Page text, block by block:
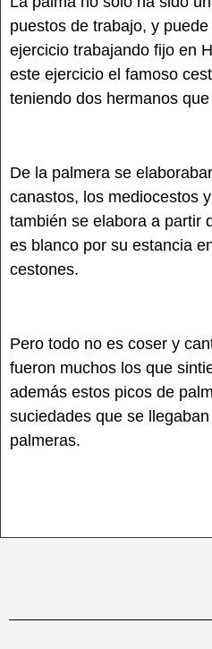
puestos de trabajo, y
ejercicio trabajando fijo en
este ejercicio el famoso
teniendo dos hermanos
De la palmera se
canastos, los mediocestos
también se elabora a partir
es blanco por su estancia
cestones.
Pero todo no es coser y
fueron muchos los que
además estos picos de
suciedades que se
palmeras.